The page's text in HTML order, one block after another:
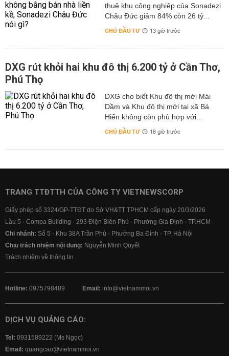
thuê khu công nghiệp của Sonadezi
Châu Đức giảm 84% còn 26 tỷ...
CHỦ ĐẦU TƯ 13 giờ trước
DXG rút khỏi hai khu đô thị 6.200 tỷ ở Cần Thơ,
Phú Thọ
DXG cho biết Khu đô thị mới Mái
Dầm và Khu đô thị mới tại xã Bá
Hiến không còn phù hợp với...
CHỦ ĐẦU TƯ 18 giờ trước
TRANG TTĐTTH CỦA CÔNG TY VIETNEWSCORP
Giấy phép số 3324/GP-TTĐT do Sở VH&TT TPHCM cấp ngày 20/3/2026
Lầu 5 - Compa Building - 293 Điện Biên Phủ - Phường Gia Định - TP.HCM
Chi nhánh: Số 5 - Khu 38A Trần Phú - Phường Ba Đình - TP. Hà Nội
Chịu trách nhiệm nội dung: Nguyễn Minh Quyết
Trách nhiệm về thông tin
Hotline: 0975798489 Email: info@vietnammoi.vn
DỊCH VỤ QUẢNG CÁO:
Tel: 0931589222 (Ms Ngọc)
Email: quangcao@vietnammoi.vn